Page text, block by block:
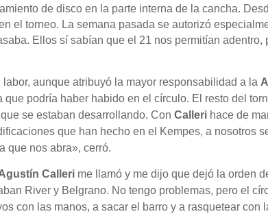
de disco en la parte interna de la cancha.
el torneo. La semana pasada se autorizó
Ellos sí sabían que el 21 nos permitían
aunque atribuyó la mayor responsabilidad a la
que podría haber habido en el círculo. El resto del
se estaban desarrollando. ConCalleri hace de
que han hecho en el Kempes, a nosotros
que nos abra», cerró.
Calleri me llamó y me dijo que dejó la orden
River y Belgrano. No tengo problemas, pero el
con las manos, a sacar el barro y a rasquetear con